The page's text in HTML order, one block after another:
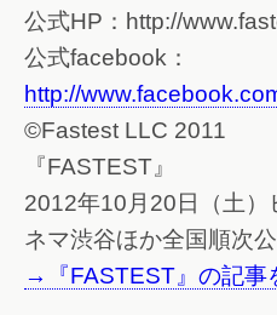
公式HP：http://
公式facebook：
http://
©Fastest LLC 2011
『FASTEST』
2012年10月20日（土）
ネマ渋谷ほか全国順次
→『FASTEST』の記事